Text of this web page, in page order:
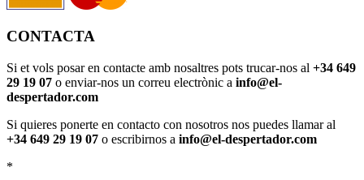
CONTACTA
Si et vols posar en contacte amb nosaltres pots trucar-nos al +34 649
29 19 07 o enviar-nos un correu electrònic a info@el-
despertador.com
Si quieres ponerte en contacto con nosotros nos puedes llamar al
+34 649 29 19 07 o escribirnos a info@el-despertador.com
*